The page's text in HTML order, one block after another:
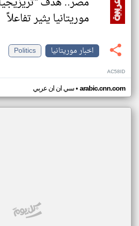
موريتانيا يثير تفاعلاً
اخبار موريتانيا
Politics
AC58ID
سي ان ان عربي• arabic.cnn.com